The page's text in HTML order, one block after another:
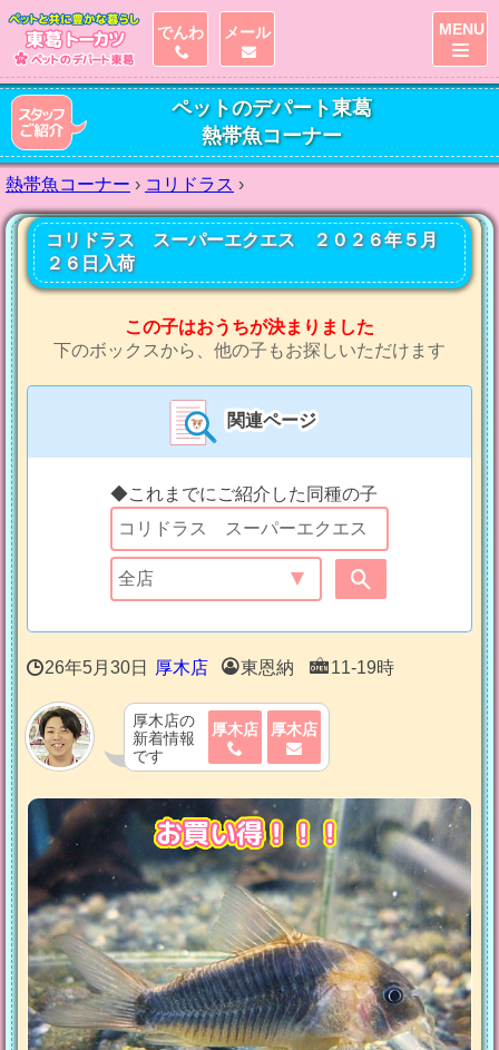
ペットのデパート東葛
熱帯魚コーナー
熱帯魚コーナー › コリドラス ›
コリドラス スーパーエクエス ２０２６年５月
２６日入荷
この子はおうちが決まりました
下のボックスから、他の子もお探しいただけます
関連ページ
◆これまでにご紹介した同種の子
26年5月30日 厚木店 東恩納 11-19時
厚木店の
新着情報
です
厚木店 厚木店
お買い得！！！
でんわ メール MENU